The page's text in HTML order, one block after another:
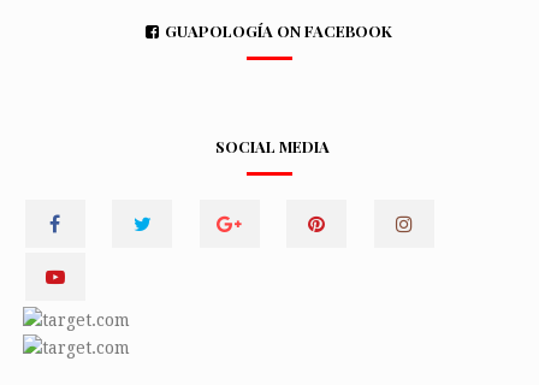
GUAPOLOGÍA ON FACEBOOK
SOCIAL MEDIA